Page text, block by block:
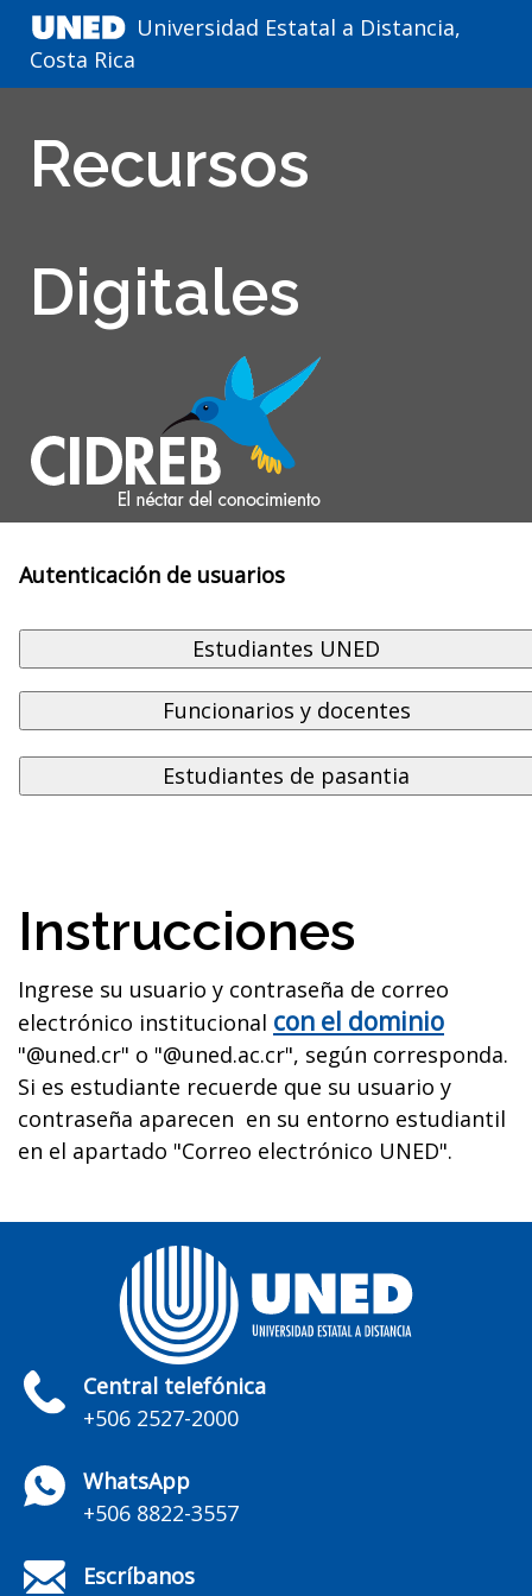
Universidad Estatal a Distancia,
Costa Rica
Recursos
Digitales
Autenticación de usuarios
Instrucciones
Ingrese su usuario y contraseña de correo
electrónico institucional con el dominio
"@uned.cr" o "@uned.ac.cr", según corresponda.
Si es estudiante recuerde que su usuario y
contraseña aparecen en su entorno estudiantil
en el apartado "Correo electrónico UNED".
Central telefónica
+506 2527-2000
WhatsApp
+506 8822-3557
Escríbanos